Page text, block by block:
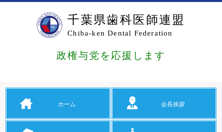
千葉県歯科医師連盟
Chiba-ken Dental Federation
政権与党を応援します
ホーム 会長挨拶